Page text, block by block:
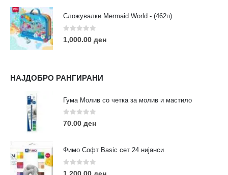
Сложувалки Mermaid World - (462п)
0 out of 5
1,000.00 ден
НАЈДОБРО РАНГИРАНИ
Гума Молив со четка за молив и мастило
0out of 5
70.00 ден
Фимо Софт Basic сет 24 нијанси
0 out of 5
Услови за користење
Големопродажба
Кариера
За нас
Нашите локации
ПОПУЛАРНИ ТАГОВИ
eurodanvest FIMO Креативни Сетови
markers
rapitografi sketch staedtler